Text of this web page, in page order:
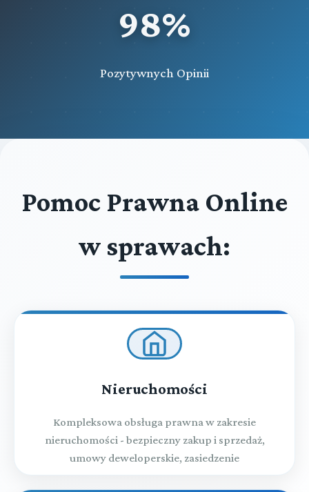
98%
Pozytywnych Opinii
Pomoc Prawna Online
w sprawach:
Nieruchomości
Kompleksowa obsługa prawna w zakresie
nieruchomości - bezpieczny zakup i sprzedaż,
umowy deweloperskie, zasiedzenie